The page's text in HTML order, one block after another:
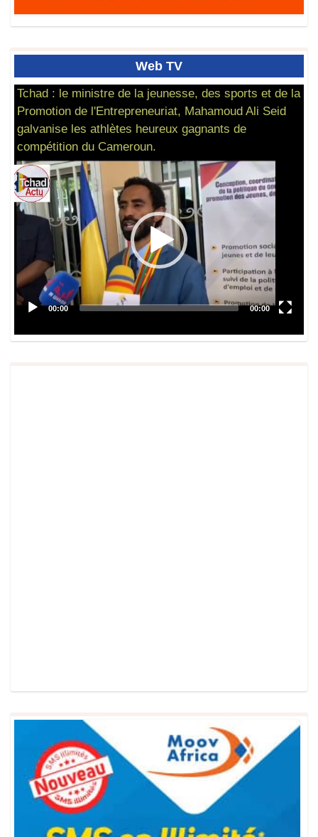
Web TV
Tchad : le ministre de la jeunesse, des sports et de la
Promotion de l'Entrepreneuriat, Mahamoud Ali Seid
galvanise les athlètes heureux gagnants de
compétition du Cameroun.